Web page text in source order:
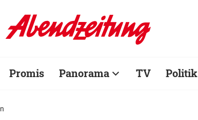
Promis Panorama TV Politik